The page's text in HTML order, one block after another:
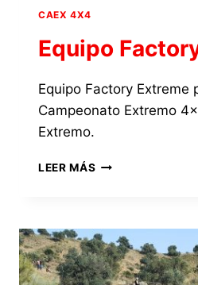
CAEX 4X4
Equipo
Equipo Factory Extreme
Campeonato Extremo
Extremo.
LEER MÁS EQUIPO